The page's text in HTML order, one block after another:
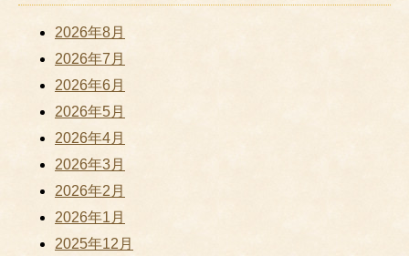
2026年8月
2026年7月
2026年6月
2026年5月
2026年4月
2026年3月
2026年2月
2026年1月
2025年12月